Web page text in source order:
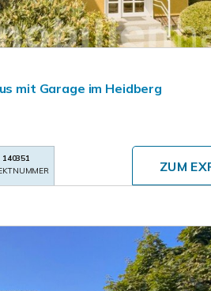
mit Garage im Heidberg
140351
ZUM